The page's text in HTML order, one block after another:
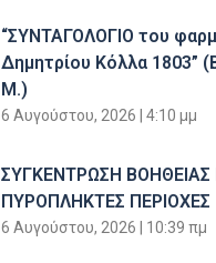
“ΣΥΝΤΑΓΟΛΟΓΙΟ του
Δημητρίου Κόλλα 1803”
Μ.)
6 Αυγούστου, 2026 4:10 μμ
ΣΥΓΚΕΝΤΡΩΣΗ ΒΟΗΘΕΙΑΣ
ΠΥΡΟΠΛΗΚΤΕΣ ΠΕΡΙΟΧΕΣ
6 Αυγούστου, 2026 10:39 πμ